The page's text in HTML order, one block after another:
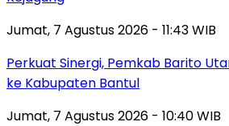
Jumat, 7 Agustus 2026 - 11:43 WIB
Perkuat Sinergi, Pemkab Barito
ke Kabupaten Bantul
Jumat, 7 Agustus 2026 - 10:40 WIB